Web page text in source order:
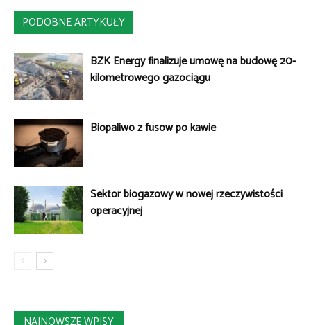
PODOBNE ARTYKUŁY
BZK Energy finalizuje umowę na budowę 20-
kilometrowego gazociągu
Biopaliwo z fusów po kawie
Sektor biogazowy w nowej rzeczywistości
operacyjnej